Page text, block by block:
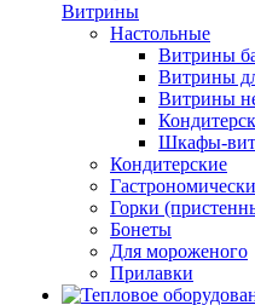
Витрины
Настольные
Витрины
Витрины
Витрины
Шкафы-
Кондитерские
Горки
Бонеты
Для мороженого
Прилавки